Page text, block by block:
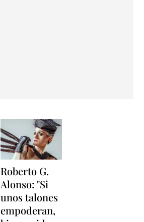
Roberto G.
Alonso: "Si
unos talones
empoderan,